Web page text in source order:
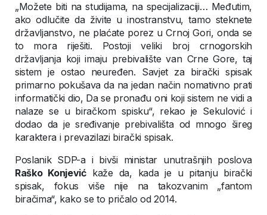
„Možete biti na studijama, na specijalizaciji… Međutim,
ako odlučite da živite u inostranstvu, tamo steknete
državljanstvo, ne plaćate porez u Crnoj Gori, onda se
to mora riješiti. Postoji veliki broj crnogorskih
državljanja koji imaju prebivalište van Crne Gore, taj
sistem je ostao neuređen. Savjet za birački spisak
primarno pokušava da na jedan način nomativno prati
informatički dio, Da se pronađu oni koji sistem ne vidi a
nalaze se u biračkom spisku“, rekao je Sekulović i
dodao da je sređivanje prebivališta od mnogo šireg
karaktera i prevazilazi birački spisak.
Poslanik SDP-a i bivši ministar unutrašnjih poslova
Raško Konjevićkaže da, kada je u pitanju birački
spisak, fokus više nije na takozvanim „fantom
biračima“, kako se to pričalo od 2014.